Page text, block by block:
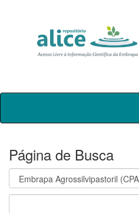
Skip
Página de Busca